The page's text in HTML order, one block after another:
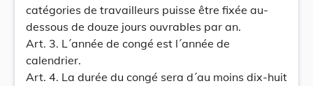
catégories de travailleurs puisse être fixée au-
dessous de douze jours ouvrables par an.
Art. 3. L´année de congé est l´année de
calendrier.
Art. 4. La durée du congé sera d´au moins dix-huit